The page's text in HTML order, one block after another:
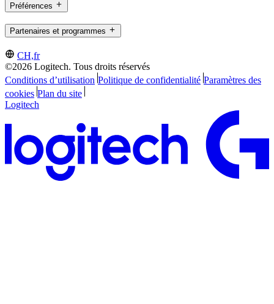
Préférences
Partenaires et programmes
CH,fr
©2026 Logitech. Tous droits réservés
Conditions d’utilisation Politique de confidentialité Paramètres des
cookies Plan du site
Logitech